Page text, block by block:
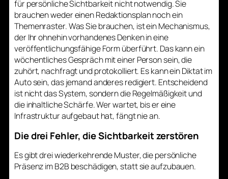
für persönliche Sichtbarkeit nicht notwendig. Sie
brauchen weder einen Redaktionsplan noch ein
Themenraster. Was Sie brauchen, ist ein Mechanismus,
der Ihr ohnehin vorhandenes Denken in eine
veröffentlichungsfähige Form überführt. Das kann ein
wöchentliches Gespräch mit einer Person sein, die
zuhört, nachfragt und protokolliert. Es kann ein Diktat im
Auto sein, das jemand anderes redigiert. Entscheidend
ist nicht das System, sondern die Regelmäßigkeit und
die inhaltliche Schärfe. Wer wartet, bis er eine
Infrastruktur aufgebaut hat, fängt nie an.
Die drei Fehler, die Sichtbarkeit zerstören
Es gibt drei wiederkehrende Muster, die persönliche
Präsenz im B2B beschädigen, statt sie aufzubauen.